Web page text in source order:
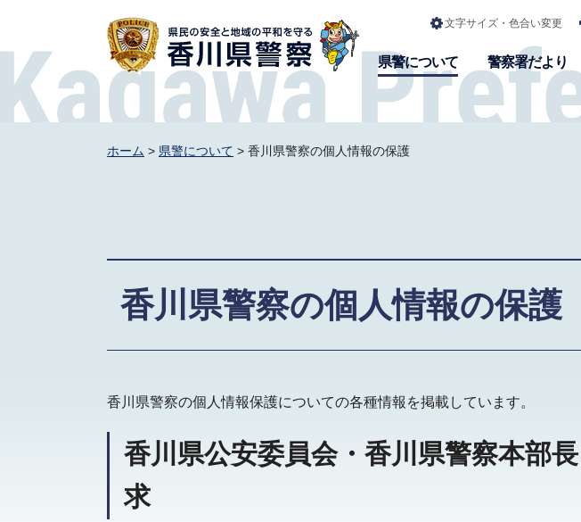
香川県警察 文字サイズ・色合い変更
県警について 警察署だより
ホーム > 県警について > 香川県警察の個人情報の保護
香川県警察の個人情報の保護
香川県警察の個人情報保護についての各種情報を掲載しています。
香川県公安委員会・香川県警察本部
求